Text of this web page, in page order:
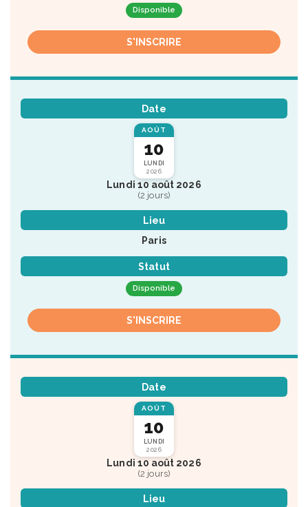
Disponible
S'INSCRIRE
Date
AOÛT
10
LUNDI
2026
Lundi 10 août 2026
(2 jours)
Lieu
Paris
Statut
Disponible
S'INSCRIRE
Date
AOÛT
10
LUNDI
2026
Lundi 10 août 2026
(2 jours)
Lieu